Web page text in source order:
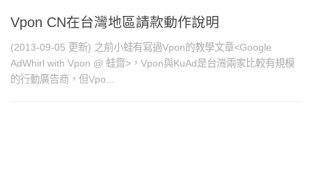
Vpon CN在台灣地區請款動作說明
(2013-09-05 更新) 之前小蛙有寫過Vpon的教學文章<Google
AdWhirl with Vpon @ 蛙齋>，Vpon與KuAd是台灣兩家比較有規模
的行動廣告商，但Vpo...